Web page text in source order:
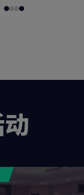
GoGoGo
Go